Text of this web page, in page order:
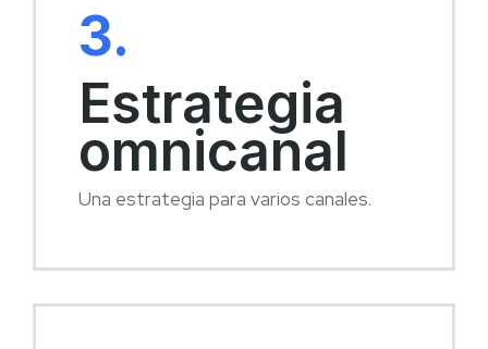
3.
Estrategia
omnicanal
Una estrategia para varios canales.